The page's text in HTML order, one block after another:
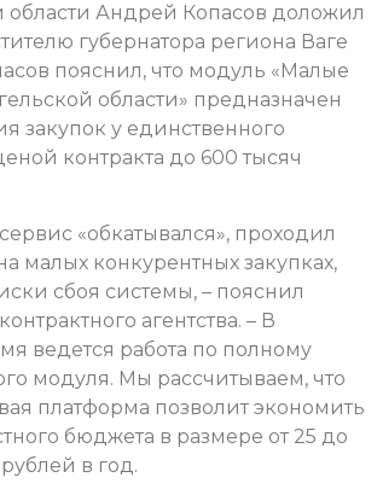
области Андрей Копасов доложил
губернатора региона Ваге
пояснил, что модуль «Малые
области» предназначен
закупок у единственного
контракта до 600 тысяч
«обкатывался», проходил
малых конкурентных закупках,
сбоя системы, – пояснил
агентства. – В
ведется работа по полному
модуля. Мы рассчитываем, что
платформа позволит экономить
бюджета в размере от 25 до
в год.